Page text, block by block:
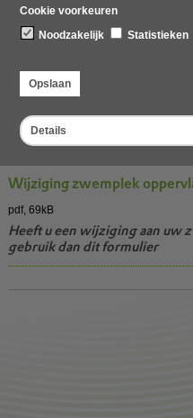
Cookie voorkeuren
Noodzakelijk
Statistieken
Opslaan
Details
Formulier afmelding/
formulier gebruiken om dat te
Melding oprichten, wijzigen
Wijziging zwemplek
pdf, 69kB
Heeft u een wijziging aan uw
gebruik dan dit formulier